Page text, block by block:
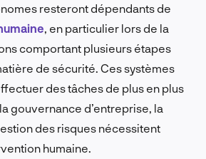
resteront dépendants de
, en particulier lors de la
comportant plusieurs étapes
de sécurité. Ces systèmes
des tâches de plus en plus
gouvernance d’entreprise, la
des risques nécessitent
humaine.